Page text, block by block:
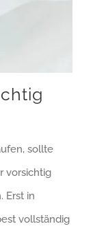
sollte
vorsichtig
Erst in
vollständig